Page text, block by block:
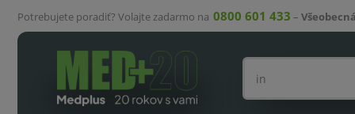
Potrebujete poradiť? Volajte zadarmo na 0800 601 433 –